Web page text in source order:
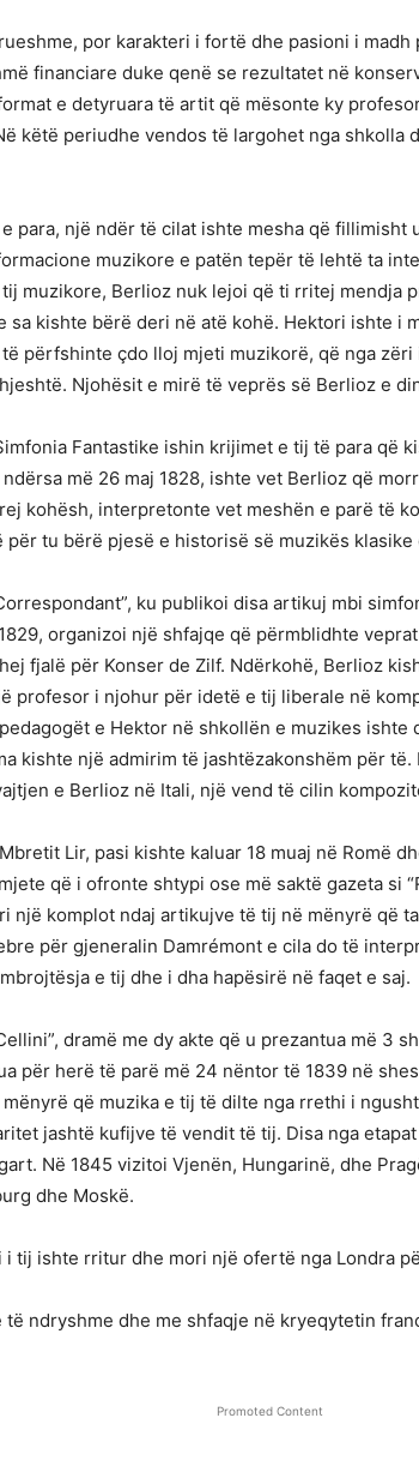
por karakteri i fortë dhe pasioni i
financiare duke qenë se rezultatet në
e detyruara të artit që mësonte ky
këtë periudhe vendos të largohet nga
para, një ndër të cilat ishte mesha që fillimisht
muzikore e patën tepër të lehtë ta
muzikore, Berlioz nuk lejoi që ti rritej
sa kishte bërë deri në atë kohë. Hektori ishte
përfshinte çdo lloj mjeti muzikorë, që nga
Njohësit e mirë të veprës së Berlioz e
Fantastike ishin krijimet e tij të para që
më 26 maj 1828, ishte vet Berlioz që
kohësh, interpretonte vet meshën e parë të
tu bërë pjesë e historisë së muzikës
ku publikoi disa artikuj mbi
organizoi një shfajqe që përmblidhte
fjalë për Konser de Zilf. Ndërkohë, Berlioz
profesor i njohur për idetë e tij liberale në
e Hektor në shkollën e muzikes
kishte një admirim të jashtëzakonshëm për
e Berlioz në Itali, një vend të cilin
Lir, pasi kishte kaluar 18 muaj në Romë
që i ofronte shtypi ose më saktë gazeta si
një komplot ndaj artikujve të tij në mënyrë që
për gjeneralin Damrémont e cila do të
e tij dhe i dha hapësirë në faqet e saj.
dramë me dy akte që u prezantua më 3
për herë të parë më 24 nëntor të 1839 në
që muzika e tij të dilte nga rrethi i
jashtë kufijve të vendit të tij. Disa nga
Në 1845 vizitoi Vjenën, Hungarinë, dhe
dhe Moskë.
tij ishte rritur dhe mori një ofertë nga Londra
ndryshme dhe me shfaqje në kryeqytetin
Promoted Content